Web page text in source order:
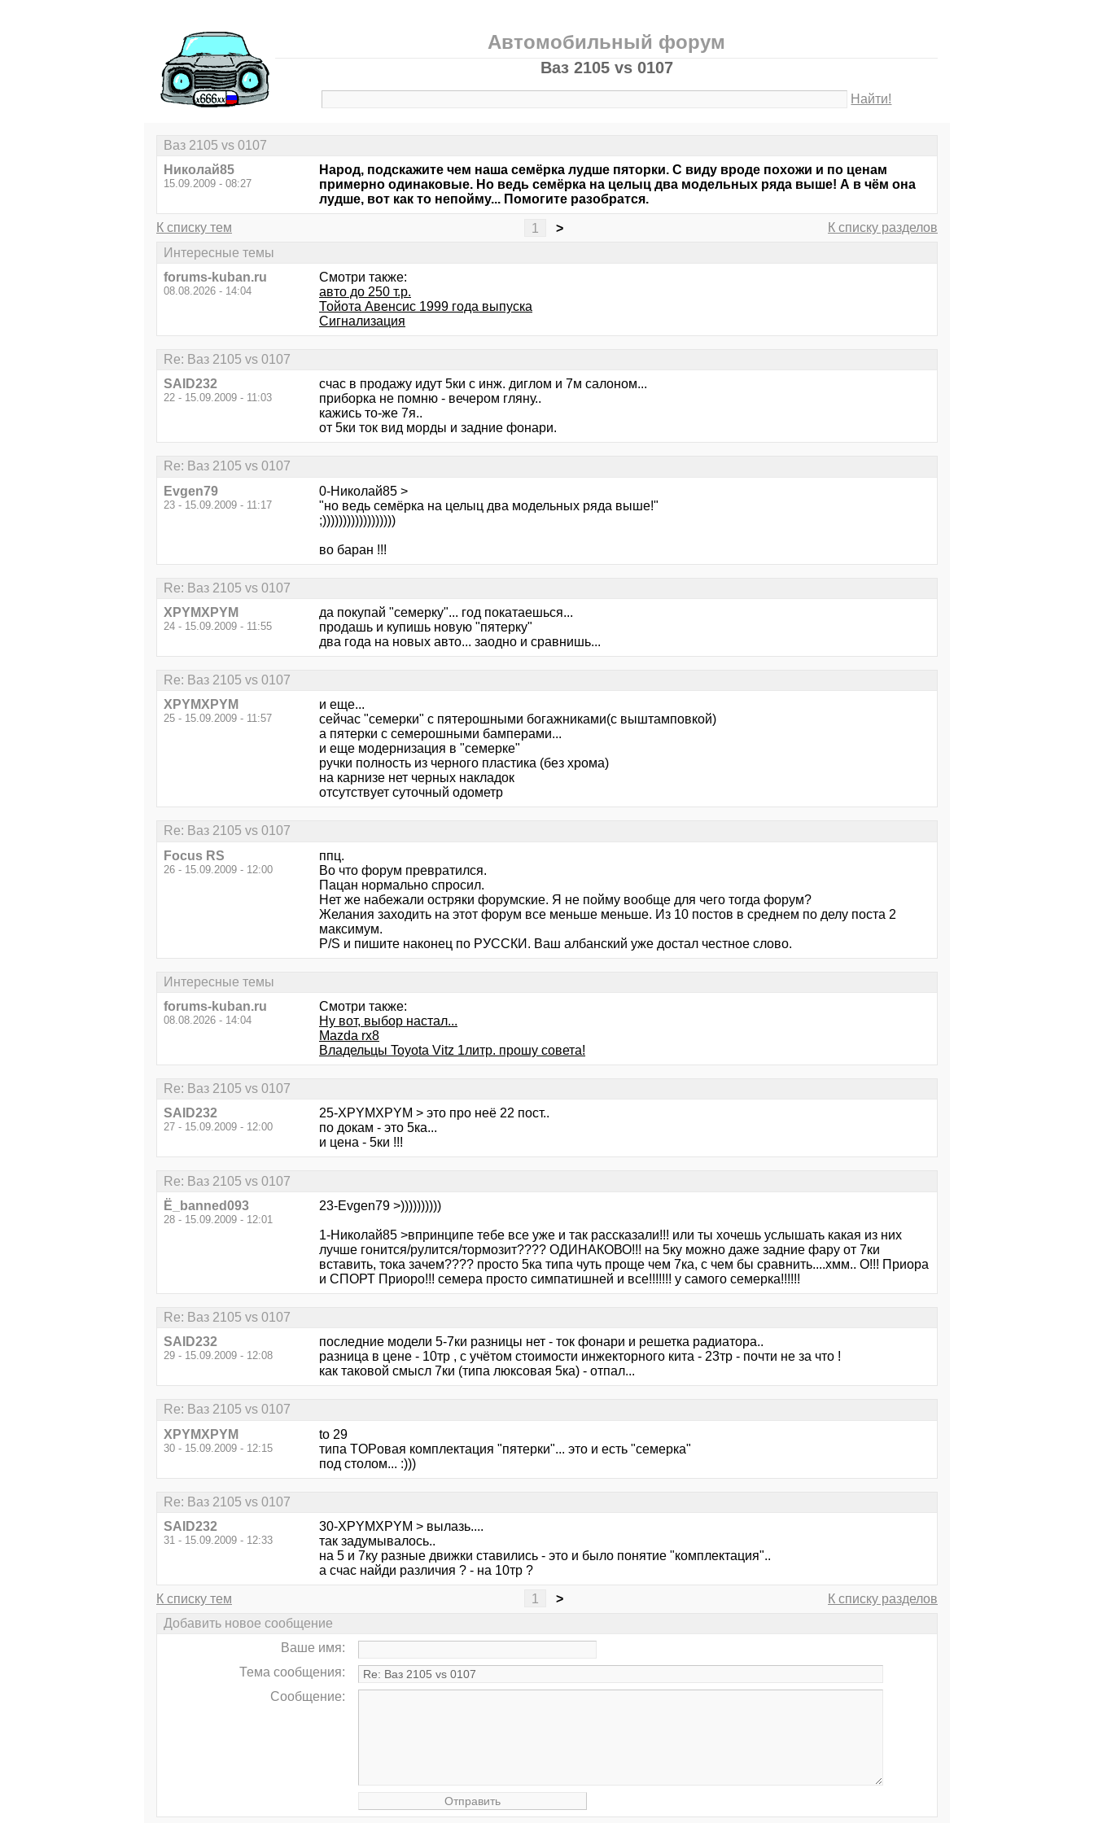
Автомобильный форум
Ваз 2105 vs 0107
Найти!
Ваз 2105 vs 0107
Николай85
15.09.2009 - 08:27
Народ, подскажите чем наша семёрка лудше пяторки. С виду вроде похожи и по ценам
примерно одинаковые. Но ведь семёрка на целыц два модельных ряда выше! А в чём она
лудше, вот как то непойму... Помогите разобратся.
К списку тем 1 >
К списку разделов
Интересные темы
forums-kuban.ru
08.08.2026 - 14:04
Смотри также:
авто до 250 т.р.
Тойота Авенсис 1999 года выпуска
Сигнализация
Re: Ваз 2105 vs 0107
SAID232
22 - 15.09.2009 - 11:03
счас в продажу идут 5ки с инж. диглом и 7м салоном...
приборка не помню - вечером гляну..
кажись то-же 7я..
от 5ки ток вид морды и задние фонари.
Re: Ваз 2105 vs 0107
Evgen79
23 - 15.09.2009 - 11:17
0-Николай85 >
"но ведь семёрка на целыц два модельных ряда выше!"
;))))))))))))))))))
во баран !!!
Re: Ваз 2105 vs 0107
XPYMXPYM
24 - 15.09.2009 - 11:55
да покупай "семерку"... год покатаешься...
продашь и купишь новую "пятерку"
два года на новых авто... заодно и сравнишь...
Re: Ваз 2105 vs 0107
XPYMXPYM
25 - 15.09.2009 - 11:57
и еще...
сейчас "семерки" с пятерошными богажниками(с выштамповкой)
а пятерки с семерошными бамперами...
и еще модернизация в "семерке"
ручки полность из черного пластика (без хрома)
на карнизе нет черных накладок
отсутствует суточный одометр
Re: Ваз 2105 vs 0107
Focus RS
26 - 15.09.2009 - 12:00
ппц.
Во что форум превратился.
Пацан нормально спросил.
Нет же набежали остряки форумские. Я не пойму вообще для чего тогда форум?
Желания заходить на этот форум все меньше меньше. Из 10 постов в среднем по делу поста 2
максимум.
P/S и пишите наконец по РУССКИ. Ваш албанский уже достал честное слово.
Интересные темы
forums-kuban.ru
08.08.2026 - 14:04
Смотри также:
Ну вот, выбор настал...
Mazda rx8
Владельцы Toyota Vitz 1литр. прошу совета!
Re: Ваз 2105 vs 0107
SAID232
27 - 15.09.2009 - 12:00
25-XPYMXPYM > это про неё 22 пост..
по докам - это 5ка...
и цена - 5ки !!!
Re: Ваз 2105 vs 0107
Ё_banned093
28 - 15.09.2009 - 12:01
23-Evgen79 >))))))))))
1-Николай85 >впринципе тебе все уже и так рассказали!!! или ты хочешь услышать какая из них
лучше гонится/рулится/тормозит???? ОДИНАКОВО!!! на 5ку можно даже задние фару от 7ки
вставить, тока зачем???? просто 5ка типа чуть проще чем 7ка, с чем бы сравнить....хмм.. О!!! Приора
и СПОРТ Приоро!!! семера просто симпатишней и все!!!!!!! у самого семерка!!!!!!
Re: Ваз 2105 vs 0107
SAID232
29 - 15.09.2009 - 12:08
последние модели 5-7ки разницы нет - ток фонари и решетка радиатора..
разница в цене - 10тр , с учётом стоимости инжекторного кита - 23тр - почти не за что !
как таковой смысл 7ки (типа люксовая 5ка) - отпал...
Re: Ваз 2105 vs 0107
XPYMXPYM
30 - 15.09.2009 - 12:15
to 29
типа TOPовая комплектация "пятерки"... это и есть "семерка"
под столом... :)))
Re: Ваз 2105 vs 0107
SAID232
31 - 15.09.2009 - 12:33
30-XPYMXPYM > вылазь....
так задумывалось..
на 5 и 7ку разные движки ставились - это и было понятие "комплектация"..
а счас найди различия ? - на 10тр ?
К списку тем 1 >
К списку разделов
Добавить новое сообщение
Ваше имя:
Тема сообщения:
Сообщение: